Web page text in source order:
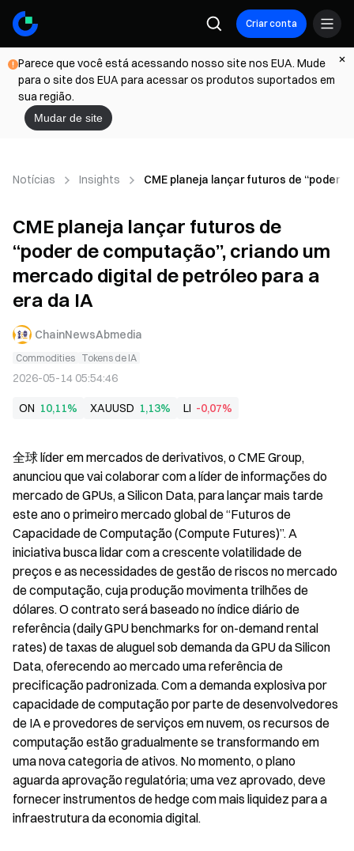
Criar conta
Parece que você está acessando nosso site nos EUA. Mude
para o site dos EUA para acessar os produtos suportados em
sua região.
Mudar de site
Notícias Insights CME planeja lançar futuros de “poder
CME planeja lançar futuros de
“poder de computação”, criando um
mercado digital de petróleo para a
era da IA
ChainNewsAbmedia
Commodities Tokens de IA
2026-05-14 05:54:46
ON 10,11% XAUUSD 1,13% LI -0,07%
全球 líder em mercados de derivativos, o CME Group,
anunciou que vai colaborar com a líder de informações do
mercado de GPUs, a Silicon Data, para lançar mais tarde
este ano o primeiro mercado global de “Futuros de
Capacidade de Computação (Compute Futures)”. A
iniciativa busca lidar com a crescente volatilidade de
preços e as necessidades de gestão de riscos no mercado
de computação, cuja produção movimenta trilhões de
dólares. O contrato será baseado no índice diário de
referência (daily GPU benchmarks for on-demand rental
rates) de taxas de aluguel sob demanda da GPU da Silicon
Data, oferecendo ao mercado uma referência de
precificação padronizada. Com a demanda explosiva por
capacidade de computação por parte de desenvolvedores
de IA e provedores de serviços em nuvem, os recursos de
computação estão gradualmente se transformando em
uma nova categoria de ativos. No momento, o plano
aguarda aprovação regulatória; uma vez aprovado, deve
fornecer instrumentos de hedge com mais liquidez para a
infraestrutura da economia digital.